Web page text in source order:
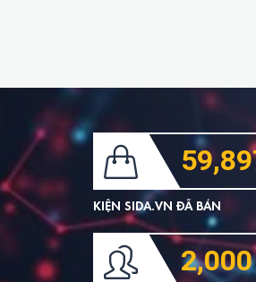
KIỆN SIDA.VN ĐÃ BÁN
2,000